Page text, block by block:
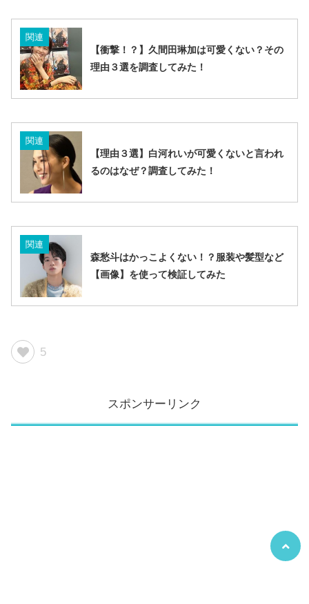
関連
【衝撃！？】久間田琳加は可愛くない？その
理由３選を調査してみた！
関連
【理由３選】白河れいが可愛くないと言われ
るのはなぜ？調査してみた！
関連
森愁斗はかっこよくない！？服装や髪型など
【画像】を使って検証してみた
5
スポンサーリンク